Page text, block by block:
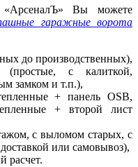
«АрсеналЪ» Вы можете
гаражные ворота
до производственных),
(простые, с калиткой,
замком и т.п.),
+ панель OSB,
+ второй лист
с выломом старых, с
или самовывоз),
расчет.